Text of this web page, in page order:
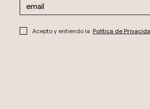
Acepto y entiendo la Política de